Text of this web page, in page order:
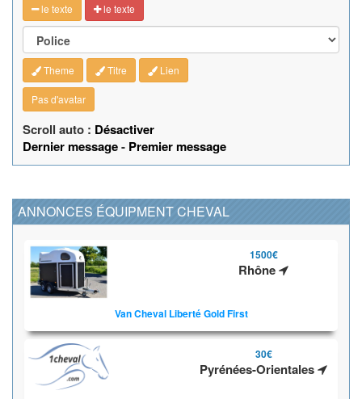
le texte le texte
Theme Titre Lien
Pas d'avatar
Scroll auto : Désactiver
Dernier message- Premier message
ANNONCES ÉQUIPMENT CHEVAL
1500€
Rhône
Van Cheval Liberté Gold First
30€
Pyrénées-Orientales